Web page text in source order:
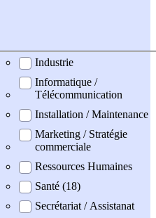
Industrie
Informatique /
Télécommunication
Installation / Maintenance
Marketing / Stratégie
commerciale
Ressources Humaines
Santé (18)
Secrétariat / Assistanat